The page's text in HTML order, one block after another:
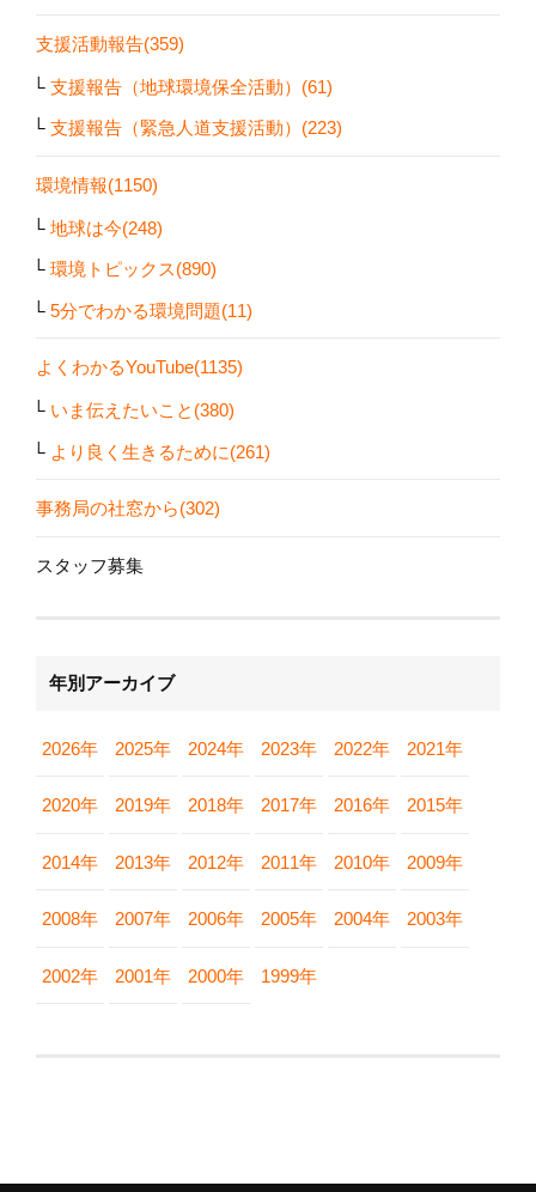
支援活動報告(359)
支援報告（地球環境保全活動）(61)
支援報告（緊急人道支援活動）(223)
環境情報(1150)
地球は今(248)
環境トピックス(890)
5分でわかる環境問題(11)
よくわかるYouTube(1135)
いま伝えたいこと(380)
より良く生きるために(261)
事務局の社窓から(302)
スタッフ募集
年別アーカイブ
2026年 2025年 2024年 2023年 2022年 2021年
2020年 2019年 2018年 2017年 2016年 2015年
2014年 2013年 2012年 2011年 2010年 2009年
2008年 2007年 2006年 2005年 2004年 2003年
2002年 2001年 2000年 1999年